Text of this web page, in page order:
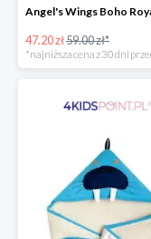
47.20 zł59.00 zł*